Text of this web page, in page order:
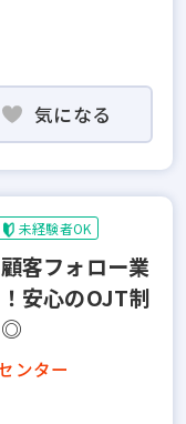
気になる
未経験者OK
客フォロー業
安心のOJT制
◎
ンター